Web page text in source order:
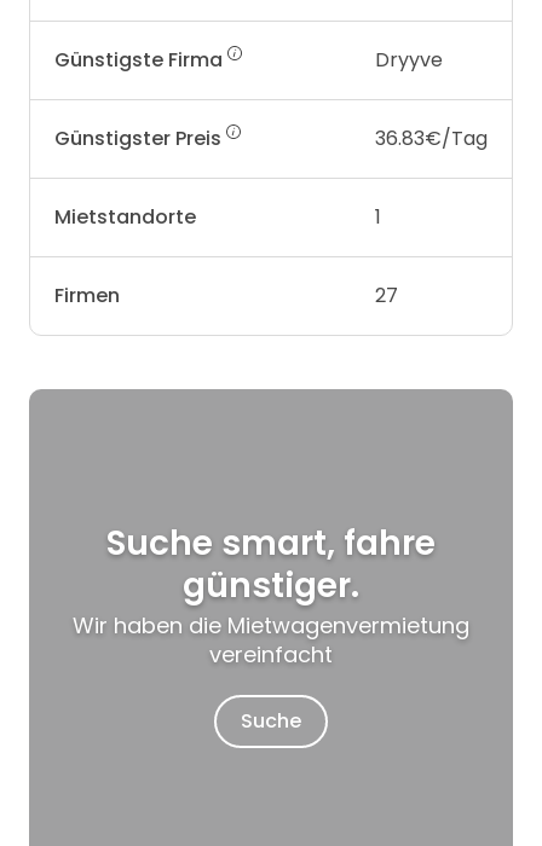
Günstigste Firma Dryyve
Günstigster Preis 36.83€/Tag
Mietstandorte 1
Firmen 27
Suche smart, fahre
günstiger.
Wir haben die Mietwagenvermietung
vereinfacht
Suche